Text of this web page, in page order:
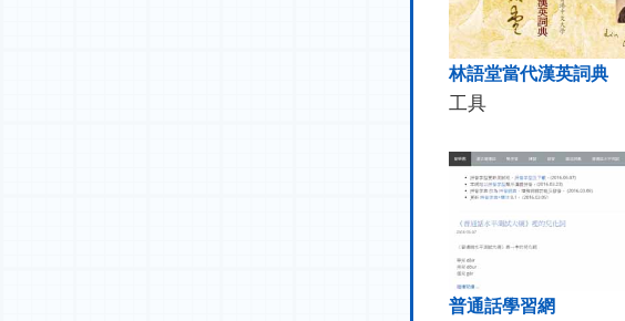
林語堂當代漢英詞典
工具
普通話學習網